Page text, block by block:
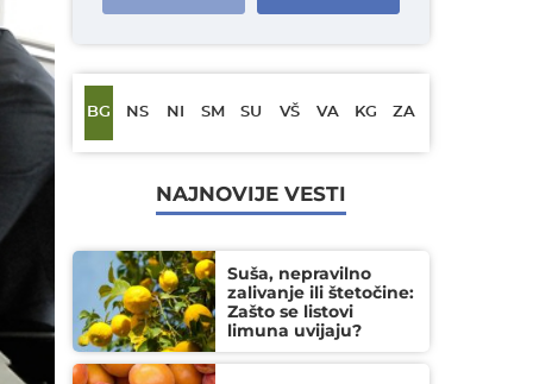
BG NS NI SM SU VŠ VA KG ZA
NAJNOVIJE VESTI
Suša, nepravilno
zalivanje ili štetočine:
Zašto se listovi
limuna uvijaju?